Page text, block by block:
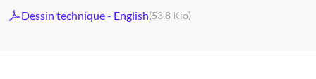
Dessin technique - English(53.8 Kio)